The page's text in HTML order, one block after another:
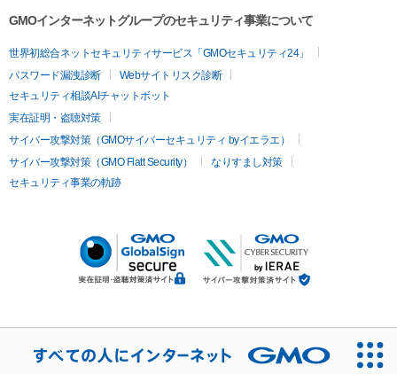
GMOインターネットグループのセキュリティ事業について
世界初総合ネットセキュリティサービス「GMOセキュリティ24」
パスワード漏洩診断
Webサイトリスク診断
セキュリティ相談AIチャットボット
実在証明・盗聴対策
サイバー攻撃対策（GMOサイバーセキュリティ byイエラエ）
サイバー攻撃対策（GMO Flatt Security）
なりすまし対策
セキュリティ事業の軌跡